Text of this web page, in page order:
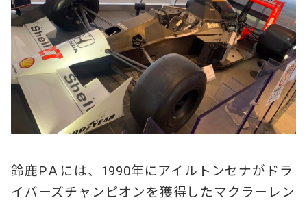
鈴鹿PＡには、1990年にアイルトンセナがドラ
イバーズチャンピオンを獲得したマクラーレン